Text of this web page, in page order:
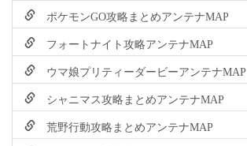
ポケモンGO攻略まとめアンテナMAP
フォートナイト攻略アンテナMAP
ウマ娘プリティーダービーアンテナMAP
シャニマス攻略まとめアンテナMAP
荒野行動攻略まとめアンテナMAP